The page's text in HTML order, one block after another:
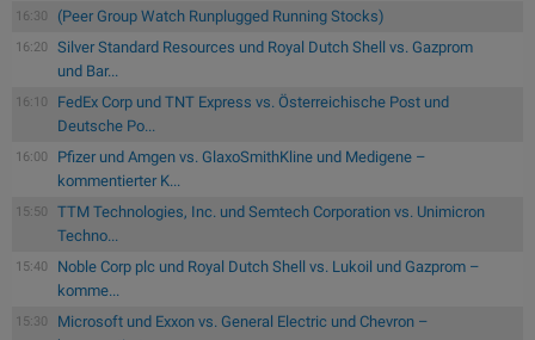
16:30 (Peer Group Watch Runplugged Running Stocks)
16:20
Silver Standard Resources und Royal Dutch Shell vs. Gazprom
und Bar...
16:10
FedEx Corp und TNT Express vs. Österreichische Post und
Deutsche Po...
16:00
Pfizer und Amgen vs. GlaxoSmithKline und Medigene –
kommentierter K...
15:50
TTM Technologies, Inc. und Semtech Corporation vs. Unimicron
Techno...
15:40
Noble Corp plc und Royal Dutch Shell vs. Lukoil und Gazprom –
komme...
15:30
Microsoft und Exxon vs. General Electric und Chevron –